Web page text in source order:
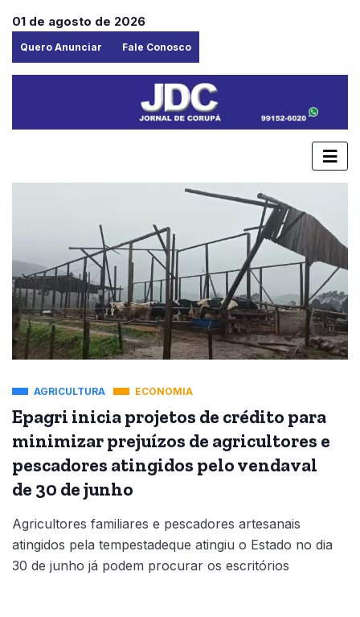
01 de agosto de 2026
Quero Anunciar Fale Conosco
AGRICULTURA ECONOMIA
Epagri inicia projetos de crédito para
minimizar prejuízos de agricultores e
pescadores atingidos pelo vendaval
de 30 de junho
Agricultores familiares e pescadores artesanais
atingidos pela tempestadeque atingiu o Estado no dia
30 de junho já podem procurar os escritórios